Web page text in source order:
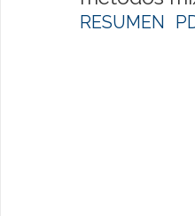
RESUMEN